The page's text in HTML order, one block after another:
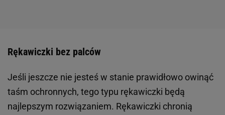
Rękawiczki bez palców
Jeśli jeszcze nie jesteś w stanie prawidłowo owinąć
taśm ochronnych, tego typu rękawiczki będą
najlepszym rozwiązaniem. Rękawiczki chronią